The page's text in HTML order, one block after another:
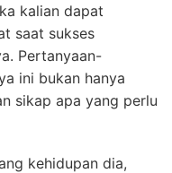
kalian dapat
saat sukses
Pertanyaan-
ini bukan hanya
sikap apa yang perlu
kehidupan dia,